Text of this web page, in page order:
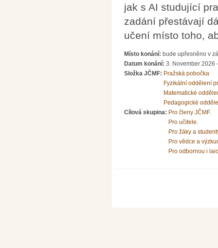
jak s AI studující
zadání přestávají
učení místo toho,
Místo konání: bude upřesněno v
Datum konání: 3. November 2026
Složka JČMF: Pražská pobočka
Fyzikální oddělení
Matematické
Pedagogické
Cílová skupina: Pro členy JČMF.
Pro učitele.
Pro žáky a
Pro vědce a
Pro odbornou i